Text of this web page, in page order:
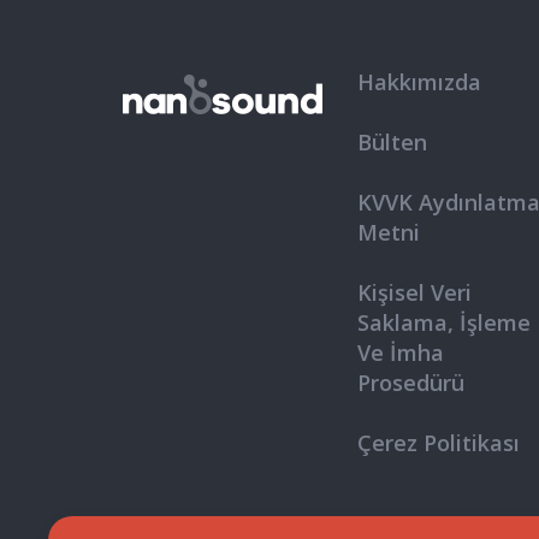
Hakkımızda
Bülten
KVVK Aydınlatma
Metni
Kişisel Veri
Saklama, İşleme
Ve İmha
Prosedürü
Çerez Politikası